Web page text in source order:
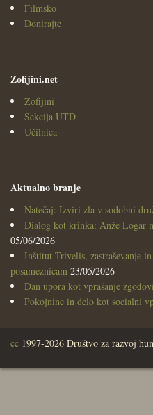
Filmsko
Donirajte
Zofijini.net
Zofijini
Sekcija UTD
Učilnica
Aktualno branje
Natečaj: Izviri zla v sodobni
Dialog kot krinka: Anže Logar
05/06/2026
Inštitut Trivelis, zastraševanje
posameznicam 23/05/2026
Dan upora kot vprašanje
Pokojnine in delo kot socialni
cc 1997-2026 Društvo za razvoj